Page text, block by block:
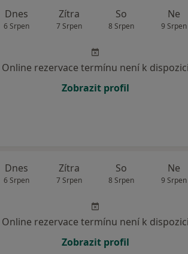
Dnes
6 Srpen
Zítra
7 Srpen
So
8 Srpen
Ne
9 Srpen
Online rezervace termínu není k dispozici
Zobrazit profil
Dnes
6 Srpen
Zítra
7 Srpen
So
8 Srpen
Ne
9 Srpen
Online rezervace termínu není k dispozici
Zobrazit profil